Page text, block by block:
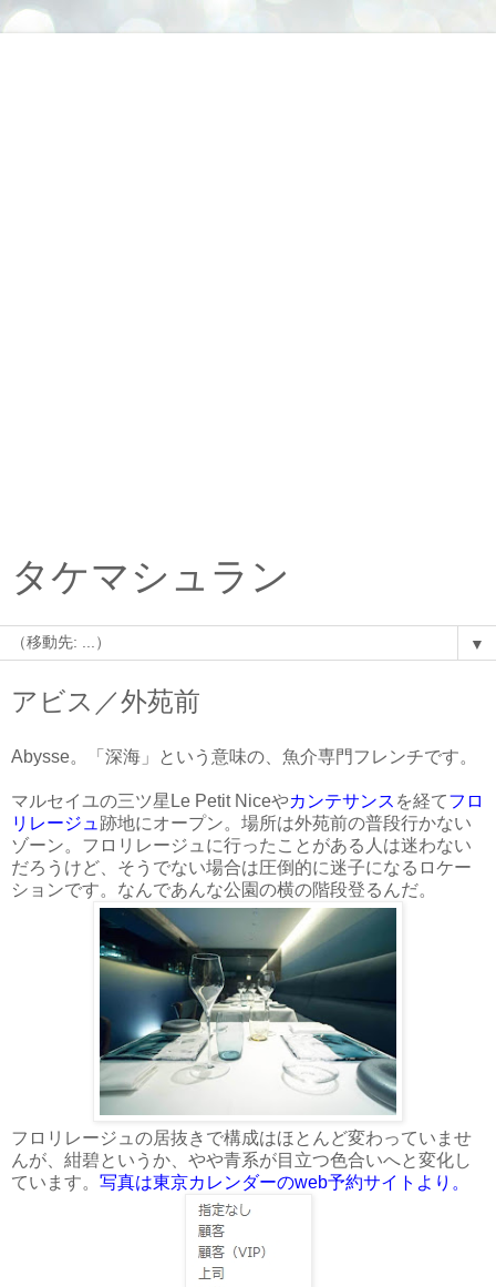
タケマシュラン
▼
アビス／外苑前
Abysse。「深海」という意味の、魚介専門フレンチです。
マルセイユの三ツ星Le Petit Niceやカンテサンス を経てフロ
リレージュ 跡地にオープン。場所は外苑前の普段行かない
ゾーン。フロリレージュに行ったことがある人は迷わない
だろうけど、そうでない場合は圧倒的に迷子になるロケー
ションです。なんであんな公園の横の階段登るんだ。
フロリレージュの居抜きで構成はほとんど変わっていませ
んが、紺碧というか、やや青系が目立つ色合いへと変化し
ています。 写真は東京カレンダーのweb予約サイトより。